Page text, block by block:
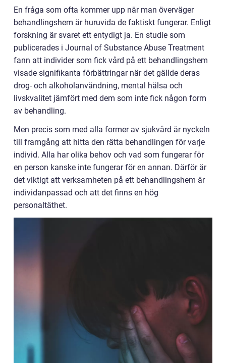
En fråga som ofta kommer upp när man överväger
behandlingshem är huruvida de faktiskt fungerar. Enligt
forskning är svaret ett entydigt ja. En studie som
publicerades i Journal of Substance Abuse Treatment
fann att individer som fick vård på ett behandlingshem
visade signifikanta förbättringar när det gällde deras
drog- och alkoholanvändning, mental hälsa och
livskvalitet jämfört med dem som inte fick någon form
av behandling.
Men precis som med alla former av sjukvård är nyckeln
till framgång att hitta den rätta behandlingen för varje
individ. Alla har olika behov och vad som fungerar för
en person kanske inte fungerar för en annan. Därför är
det viktigt att verksamheten på ett behandlingshem är
individanpassad och att det finns en hög
personaltäthet.